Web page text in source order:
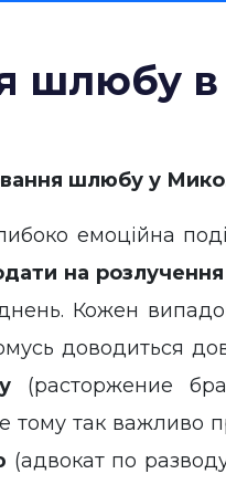
шлюбу в
шлюбу у
емоційна
на розлучення
Кожен
доводиться
(расторжение
так важливо
(адвокат по